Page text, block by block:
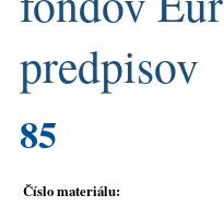
predpisov
85
Číslo materiálu: